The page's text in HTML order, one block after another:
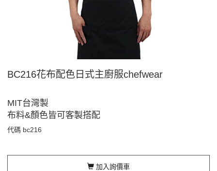
BC216花布配色日式主廚服chefwear
MIT台灣製
布料&顏色皆可客製搭配
代碼 bc216
加入詢價車